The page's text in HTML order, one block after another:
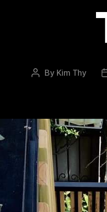
Post
By Kim Thy